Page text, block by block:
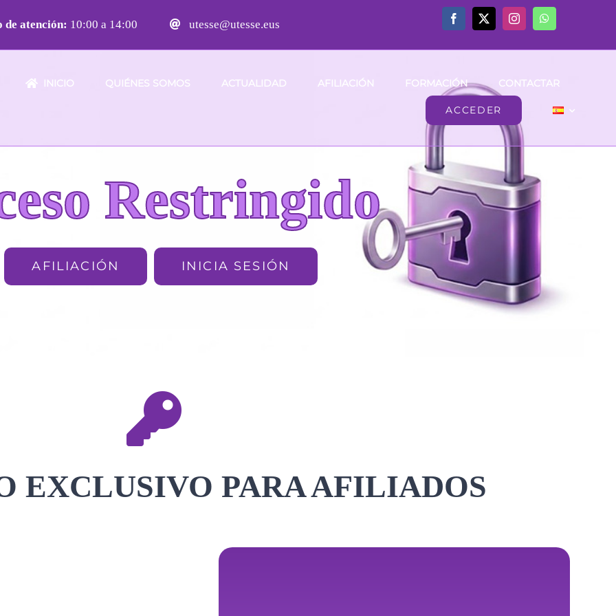
atención: 10:00 a 14:00 utesse@utesse.eus
INICIO QUIÉNES SOMOS ACTUALIDAD AFILIACIÓN FORMACIÓN CONTACTAR
ACCEDER
Restringido
AFILIACIÓN INICIA SESIÓN
EXCLUSIVO PARA AFILIADOS